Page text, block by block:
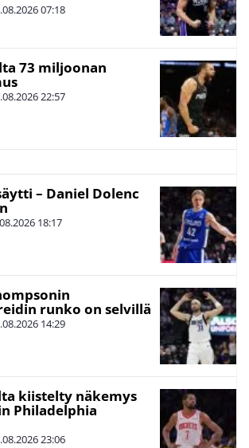
07:18
73 miljoonan
22:57
– Daniel Dolenc
18:17
runko on selvillä
14:29
kiistelty näkemys
Philadelphia
23:06